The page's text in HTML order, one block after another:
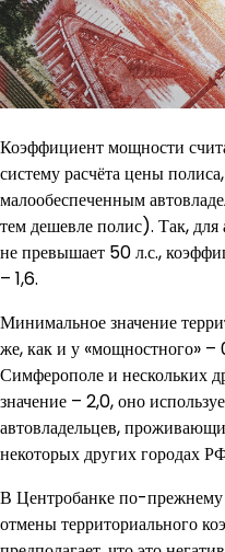
Коэффициент мощности
систему расчёта цены
малообеспеченным
тем дешевле полис). Так,
не превышает 50 л.с.,
– 1,6.
Минимальное значение
же, как и у «мощностного»
Симферополе и нескольких
значение – 2,0, оно
автовладельцев,
некоторых других городах
В Центробанке по-прежнему
отмены территориального